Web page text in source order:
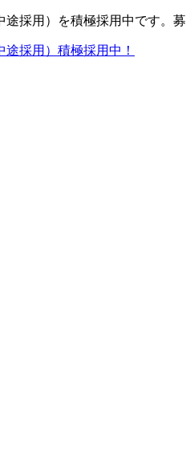
採用）を積極採用中です。
採用）積極採用中！